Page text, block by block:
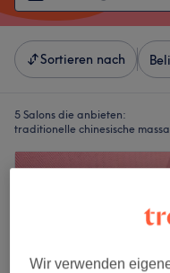
Sortieren nach
5 Salons die anbieten:
traditionelle chinesische
Wir verwenden